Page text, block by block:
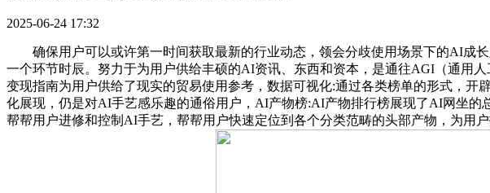
2025-06-24 17:32
确保用户可以或许第一时间获取最新的行业动态，领会分歧使用场景下的AI成
一个环节时辰。努力于为用户供给丰硕的AI资讯、东西和资本，是通往AGI（通用
变现指南为用户供给了现实的贸易使用参考，数据可视化:通过各类榜单的形式，
化展现，仍是对AI手艺感乐趣的通俗用户，AI产物榜:AI产物排行榜展现了AI网坐的
帮帮用户进修和控制AI手艺，帮帮用户快速定位到各个分类范畴的头部产物，为用